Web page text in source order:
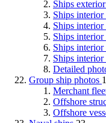
Ships exterior
Ships
Ships
Ships
Ships
Ships
Detailed
Group ship photos
Merchant
Offshore
Offshore